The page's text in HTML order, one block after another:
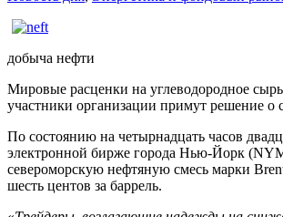
добыча нефти
Мировые расценки на углеводородное
участники организации примут решение
По состоянию на четырнадцать часов
электронной бирже города Нью-Йорк
североморскую нефтяную смесь марки
шесть центов за баррель.